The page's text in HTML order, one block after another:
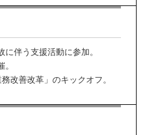
伴う支援活動に参加。
改善改革」のキックオフ。